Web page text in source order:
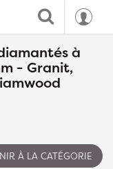
à
- Granit,
À LA CATÉGORIE